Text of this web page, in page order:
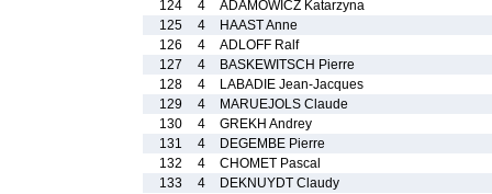
124
4
ADAMOWICZ Katarzyna
125
4
HAAST Anne
126
4
ADLOFF Ralf
127
4
BASKEWITSCH Pierre
128
4
LABADIE Jean-Jacques
129
4
MARUEJOLS Claude
130
4
GREKH Andrey
131
4
DEGEMBE Pierre
132
4
CHOMET Pascal
133
4
DEKNUYDT Claudy